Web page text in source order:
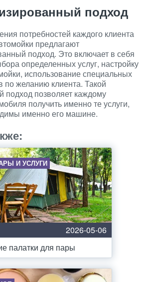
подход
потребностей каждого клиента
предлагают
подход. Это включает в себя
определенных услуг, настройку
использование специальных
по желанию клиента. Такой
подход позволяет каждому
получить именно те услуги,
именно его машине.
И УСЛУГИ
2026-05-06
палатки для пары